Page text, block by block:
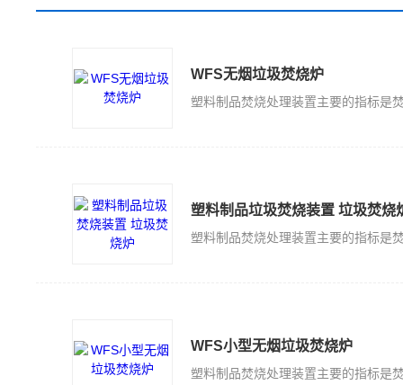
WFS无烟垃圾焚烧炉
塑料制品垃圾焚烧装置 垃圾焚烧
WFS小型无烟垃圾焚烧炉